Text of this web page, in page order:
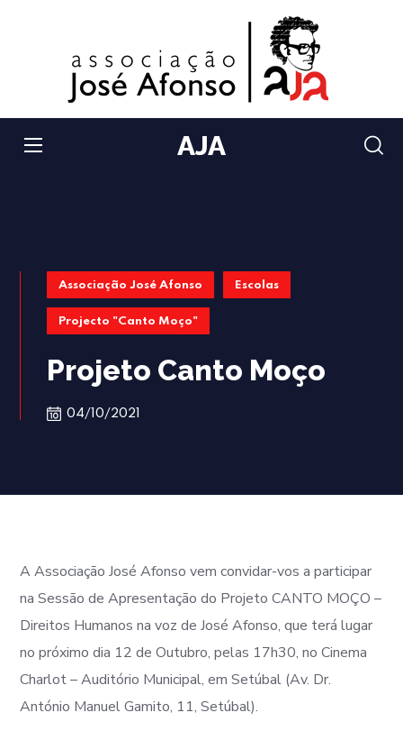
AJA
Associação José Afonso Escolas
Projecto "Canto Moço"
Projeto Canto Moço
04/10/2021
A Associação José Afonso vem convidar-vos a participar
na Sessão de Apresentação do Projeto CANTO MOÇO –
Direitos Humanos na voz de José Afonso, que terá lugar
no próximo dia 12 de Outubro, pelas 17h30, no Cinema
Charlot – Auditório Municipal, em Setúbal (Av. Dr.
António Manuel Gamito, 11, Setúbal).